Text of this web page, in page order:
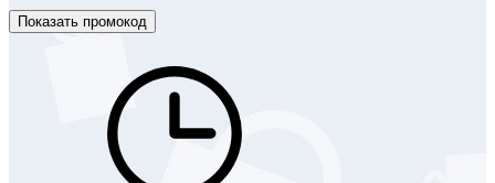
Показать промокод